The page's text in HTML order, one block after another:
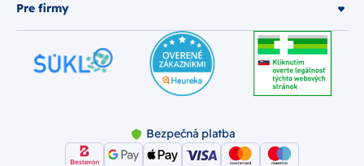
Pre firmy
Bezpečná platba